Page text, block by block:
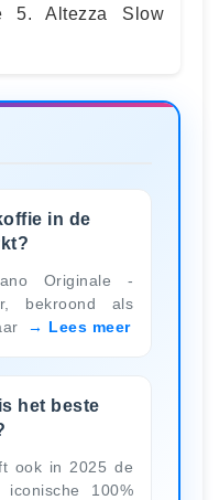
5. Altezza Slow
in de
Originale -
bekroond als
Lees meer
het beste
ook in 2025 de
100%